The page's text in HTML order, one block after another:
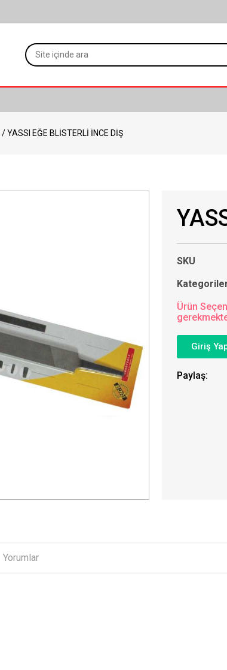
/ YASSI EĞE BLİSTERLİ İNCE DİŞ
SKU
Ürün
Giriş
Paylaş:
Yorumlar